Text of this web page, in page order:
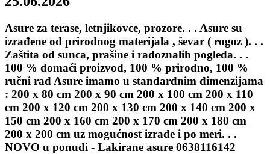
Asure za terase, letnjikovce, prozore. . . Asure su
izrađene od prirodnog materijala , ševar ( rogoz ). . .
Zaštita od sunca, prašine i radoznalih pogleda. . .
100 % domaći proizvod, 100 % prirodno, 100 %
ručni rad Asure imamo u standardnim dimenzijama
: 200 x 80 cm 200 x 90 cm 200 x 100 cm 200 x 110
cm 200 x 120 cm 200 x 130 cm 200 x 140 cm 200 x
150 cm 200 x 160 cm 200 x 170 cm 200 x 180 cm
200 x 200 cm uz mogućnost izrade i po meri. . .
NOVO u ponudi - Lakirane asure 0638116142